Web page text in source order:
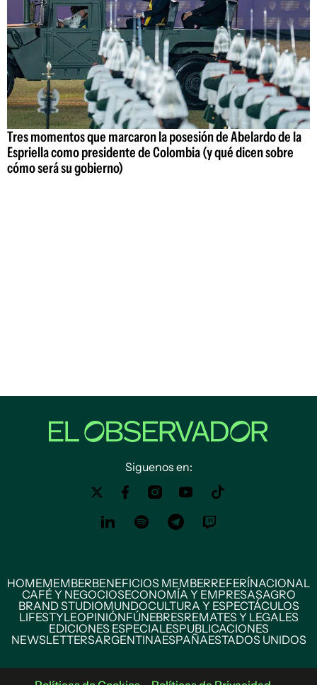
Tres momentos que marcaron la posesión de Abelardo de la
Espriella como presidente de Colombia (y qué dicen sobre
cómo será su gobierno)
Siguenos en:
HOMEMEMBERBENEFICIOS MEMBERREFERÍNACIONAL
CAFÉ Y NEGOCIOSECONOMÍA Y EMPRESASAGRO
BRAND STUDIOMUNDOCULTURA Y ESPECTÁCULOS
LIFESTYLEOPINIÓNFÚNEBRESREMATES Y LEGALES
EDICIONES ESPECIALESPUBLICACIONES
NEWSLETTERSARGENTINAESPAÑAESTADOS UNIDOS